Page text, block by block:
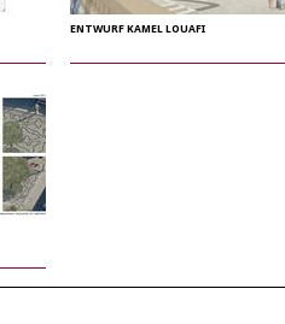
ENTWURF KAMEL LOUAFI